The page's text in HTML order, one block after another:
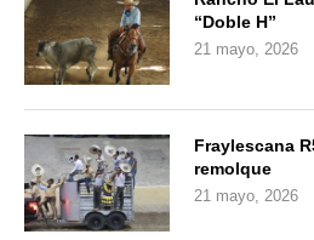
“Doble H”
21 mayo, 2026
Fraylescana
remolque
21 mayo, 2026